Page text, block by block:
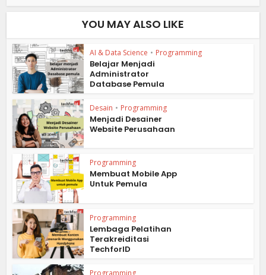
YOU MAY ALSO LIKE
AI & Data Science • Programming
Belajar Menjadi
Administrator
Database Pemula
Desain • Programming
Menjadi Desainer
Website Perusahaan
Programming
Membuat Mobile App
Untuk Pemula
Programming
Lembaga Pelatihan
Terakreiditasi
TechforID
Programming